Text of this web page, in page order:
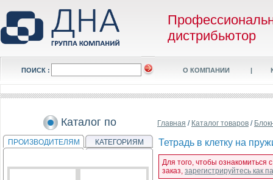
дистрибьютор
ПОИСК : О КОМПАНИИ |
Каталог по
ПРОИЗВОДИТЕЛЯМ КАТЕГОРИЯМ
Главная / Каталог товаров /
Тетрадь в клетку на
Для того, чтобы ознакомиться
заказ, зарегистрируйтесь как